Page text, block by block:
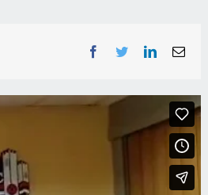
Facebook
TwitterLinkedInEmail